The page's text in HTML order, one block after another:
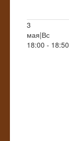
3
мая|Вс
18:00 - 18:50